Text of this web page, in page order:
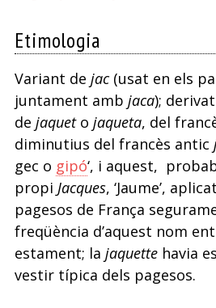
Etimologia
Variant de jac(usat en els
juntament amb jaca);
de jaqueto jaqueta, del
diminutius del francès antic
gec o gipó‘, i aquest,
propi Jacques, ‘Jaume’,
pagesos de França
freqüència d’aquest nom
estament; la jaquettehavia
vestir típica dels pagesos.